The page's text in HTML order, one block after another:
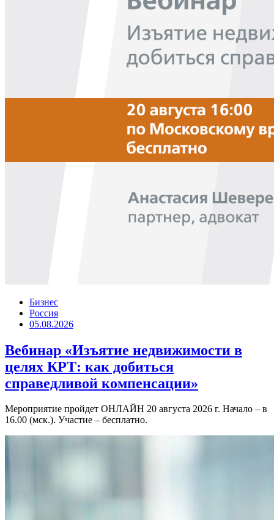
Бизнес
Россия
05.08.2026
Вебинар «Изъятие недвижимости в
целях КРТ: как добиться
справедливой компенсации»
Мероприятие пройдет ОНЛАЙН 20 августа 2026 г. Начало – в
16.00 (мск.). Участие – бесплатно.